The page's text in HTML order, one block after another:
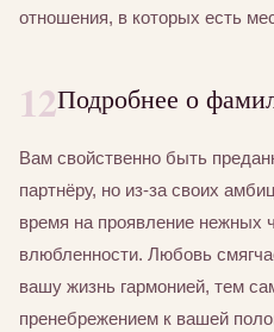
отношения, в которых есть
12Подробнее о
Вам свойственно быть
партнёру, но из-за своих
время на проявление нежных
влюбленности. Любовь
вашу жизнь гармонией, тем
пренебрежением к вашей